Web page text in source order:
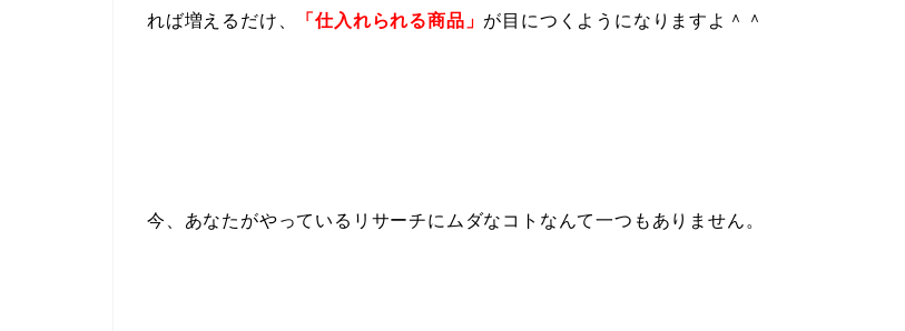
れば増えるだけ、
「仕入れられる商品」 が目につくようになりますよ＾＾
今、あなたがやっているリサーチにムダなコトなんて一つもありません。